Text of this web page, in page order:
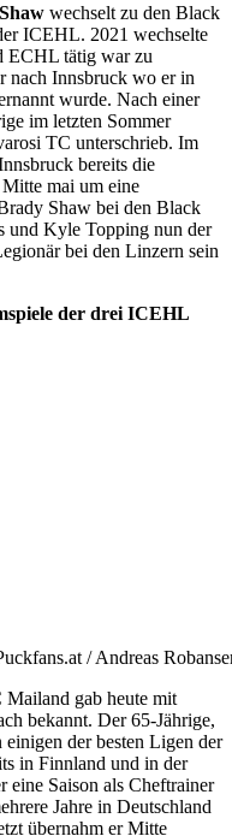
wechselt zu den Black
ICEHL. 2021 wechselte
ECHL tätig war zu
nach Innsbruck wo er in
wurde. Nach einer
im letzten Sommer
TC unterschrieb. Im
bereits die
mai um eine
Shaw bei den Black
und Kyle Topping nun der
bei den Linzern sein
der drei ICEHL
/ Andreas
gab heute mit
bekannt. Der 65-Jährige,
der besten Ligen der
in Finnland und in der
eine Saison als Cheftrainer
Jahre in Deutschland
übernahm er Mitte